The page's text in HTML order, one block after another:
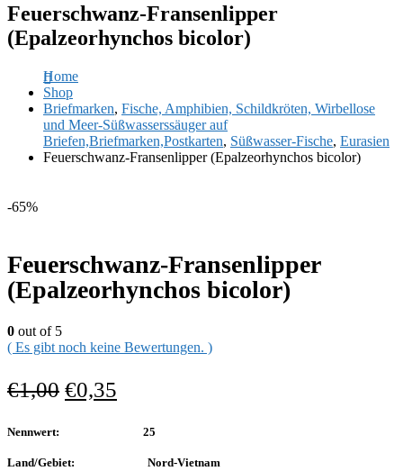
Feuerschwanz-Fransenlipper
(Epalzeorhynchos bicolor)
Home
Shop
Briefmarken, Fische, Amphibien, Schildkröten, Wirbellose
und Meer-Süßwasserssäuger auf
Briefen,Briefmarken,Postkarten, Süßwasser-Fische, Eurasien
Feuerschwanz-Fransenlipper (Epalzeorhynchos bicolor)
-65%
Feuerschwanz-Fransenlipper
(Epalzeorhynchos bicolor)
0 out of 5
( Es gibt noch keine Bewertungen. )
€1,00 €0,35
Nennwert: 25
Land/Gebiet: Nord-Vietnam